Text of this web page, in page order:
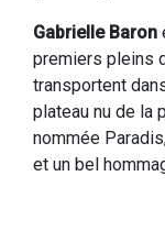
Gabrielle Baron
premiers pleins
transportent
plateau nu de la
nommée
et un bel